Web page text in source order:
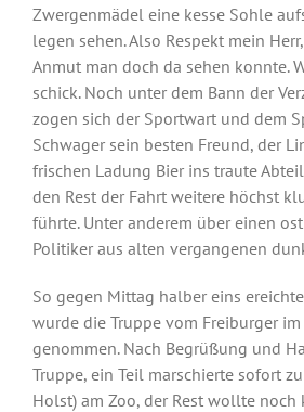
Zwergenmädel eine kesse Sohle
legen sehen. Also Respekt mein
Anmut man doch da sehen konnte.
schick. Noch unter dem Bann der
zogen sich der Sportwart und dem
Schwager sein besten Freund, der
frischen Ladung Bier ins traute
den Rest der Fahrt weitere höchst
führte. Unter anderem über einen
Politiker aus alten vergangenen
So gegen Mittag halber eins
wurde die Truppe vom Freiburger
genommen. Nach Begrüßung und
Truppe, ein Teil marschierte sofort
Holst) am Zoo, der Rest wollte noch